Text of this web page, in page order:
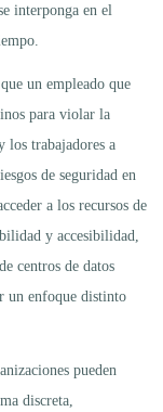
interponga en el
un empleado que
para violar la
los trabajadores a
de seguridad en
a los recursos de
y accesibilidad,
centros de datos
un enfoque distinto
pueden
discreta,